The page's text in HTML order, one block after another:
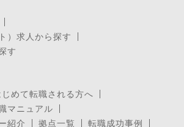
）求人から探す
す
じめて転職される方へ
マニュアル
紹介
拠点一覧
転職成功事例